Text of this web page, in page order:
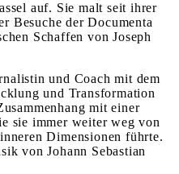
auf. Sie malt seit ihrer
Besuche der Documenta
Schaffen von Joseph
und Coach mit dem
und Transformation
mit einer
sie immer weiter weg von
Dimensionen führte.
von Johann Sebastian